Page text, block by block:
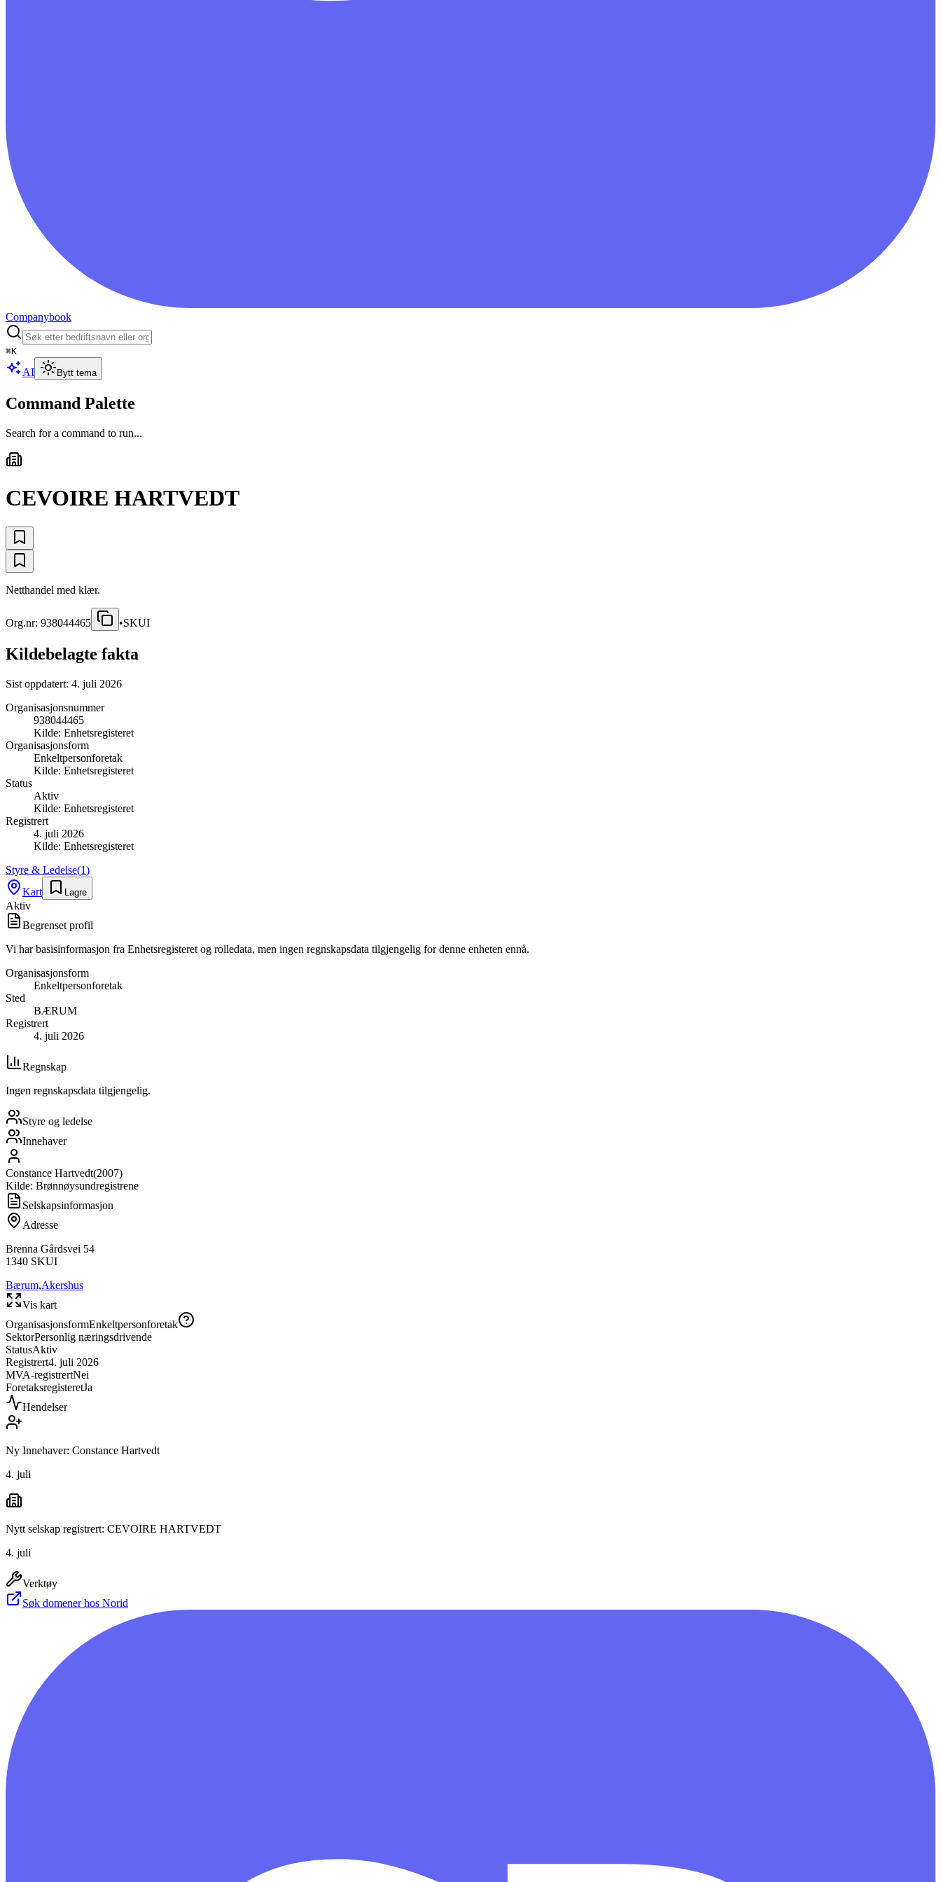
Companybook
⌘K
AI Bytt tema
Command Palette
Search for a command to run...
CEVOIRE HARTVEDT
Netthandel med klær.
Org.nr: 938044465 •SKUI
Kildebelagte fakta
Sist oppdatert: 4. juli 2026
Organisasjonsnummer
938044465
Kilde: Enhetsregisteret
Organisasjonsform
Enkeltpersonforetak
Kilde: Enhetsregisteret
Status
Aktiv
Kilde: Enhetsregisteret
Registrert
4. juli 2026
Kilde: Enhetsregisteret
Styre & Ledelse(1)
Kart
Lagre
Aktiv
Begrenset profil
Vi har basisinformasjon fra Enhetsregisteret og rolledata, men ingen regnskapsdata tilgjengelig for denne enheten ennå.
Organisasjonsform
Enkeltpersonforetak
Sted
BÆRUM
Registrert
4. juli 2026
Regnskap
Ingen regnskapsdata tilgjengelig.
Styre og ledelse
Innehaver
Constance Hartvedt(2007)
Kilde: Brønnøysundregistrene
Selskapsinformasjon
Adresse
Brenna Gårdsvei 54
1340 SKUI
Bærum,Akershus
Vis kart
OrganisasjonsformEnkeltpersonforetak
SektorPersonlig næringsdrivende
StatusAktiv
Registrert4. juli 2026
MVA-registrertNei
ForetaksregisteretJa
Hendelser
Ny Innehaver: Constance Hartvedt
4. juli
Nytt selskap registrert: CEVOIRE HARTVEDT
4. juli
Verktøy
Søk domener hos Norid